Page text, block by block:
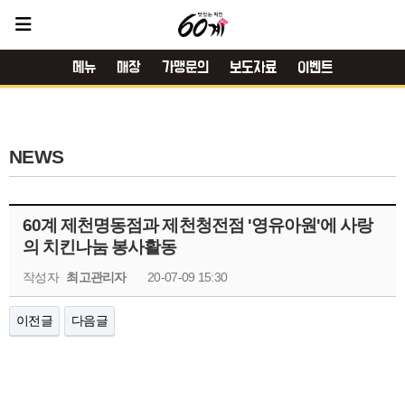
메뉴 매장 가맹문의 보도자료 이벤트
NEWS
60계 제천명동점과 제천청전점 '영유아원'에 사랑
의 치킨나눔 봉사활동
작성자 최고관리자 20-07-09 15:30
이전글 다음글